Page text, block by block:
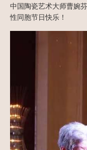
中国陶瓷艺术大师曹婉
性同胞节日快乐！